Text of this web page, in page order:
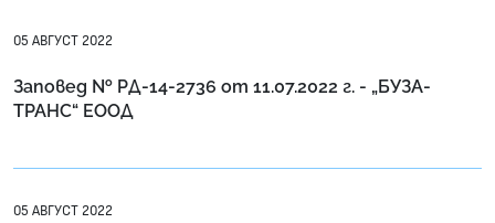
05 АВГУСТ 2022
Заповед № РД-14-2736 от 11.07.2022 г. - „БУЗА-
ТРАНС“ ЕООД
05 АВГУСТ 2022